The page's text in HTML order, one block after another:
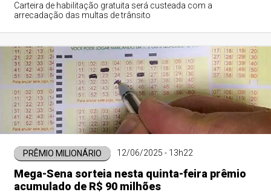
Carteira de habilitação gratuita será custeada com a
arrecadação das multas de trânsito
PRÊMIO MILIONÁRIO 12/06/2025 - 13h22
Mega-Sena sorteia nesta quinta-feira prêmio
acumulado de R$ 90 milhões